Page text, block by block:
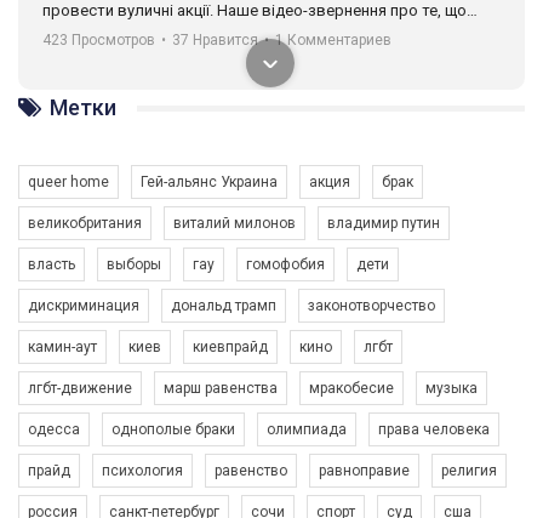
провести вуличні акції. Наше відео-звернення про те, що
навіть коли ми у різних містах та не можемо зустрінеться, ми
разом. Ми закликаємо всіх хто поділяє цінності рівності та
солідарності, приєднатися до нас. Регіональні підрозділи
ГАУ є в 16 областях України.
Разом наш голос лунає гучніше!
423 Просмотров • 37 Нравится • 1 Комментариев
Зупинимо насильство проти ЛГБТ в Україні! Stop violence against LGBT in Ukraine!
6/30/2017
Емоційний та вражаючий промо-ролік на конкурс PACT, який
представляє програму "Гей-альянс Україна" з протидії
насильству проти ЛГБТ в Україні.
1.9K Просмотров • 226 Нравится • 5 Комментариев
Метки
queer home Гей-альянс Украина акция брак
великобритания виталий милонов владимир путин
власть выборы гау гомофобия дети
дискриминация дональд трамп законотворчество
камин-аут киев киевпрайд кино лгбт
лгбт-движение марш равенства мракобесие музыка
одесса однополые браки олимпиада права человека
прайд психология равенство равноправие религия
россия санкт-петербург сочи спорт суд сша